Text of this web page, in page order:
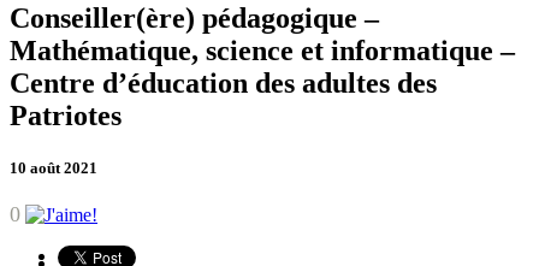
Conseiller(ère) pédagogique –
Mathématique, science et informatique –
Centre d’éducation des adultes des
Patriotes
10 août 2021
0